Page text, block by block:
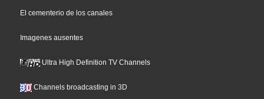
El cementerio de los canales
Imagenes ausentes
Ultra High Definition TV Channels
Channels broadcasting in 3D